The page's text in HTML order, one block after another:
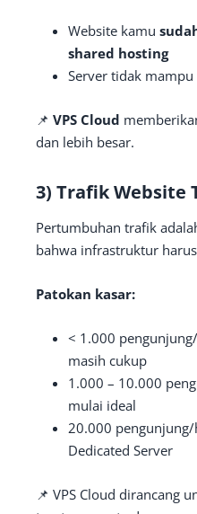
Website kamu
shared hosting
Server tidak
📌 VPS Cloud
dan lebih besar.
3) Trafik Website
Pertumbuhan trafik
bahwa infrastruktur
Patokan kasar:
< 1.000
masih cukup
1.000 – 10.000
mulai ideal
20.000
Dedicated Server
📌 VPS Cloud dirancang